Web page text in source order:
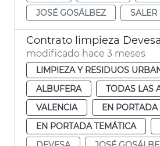
JOSÉ GOSÁLBEZ
SALER
Contrato limpieza Devesa
modificado hace 3 meses
LIMPIEZA Y RESIDUOS
ALBUFERA
TODAS LAS
VALENCIA
EN PORTADA
EN PORTADA TEMÁTICA